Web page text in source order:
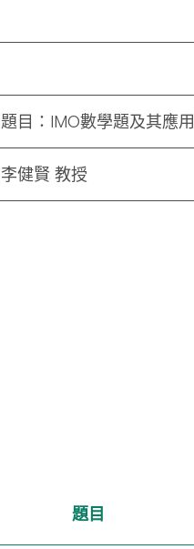
題目：IMO數學題及其應用
李健賢 教授
題目